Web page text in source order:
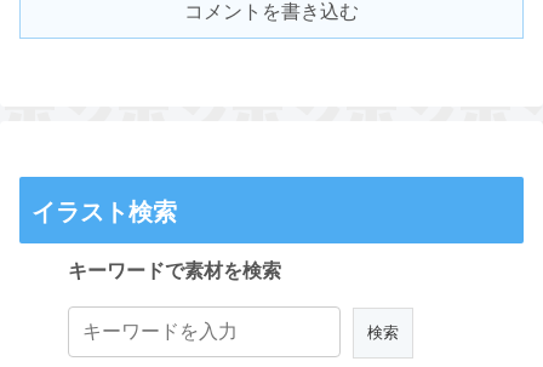
コメントを書き込む
イラスト検索
キーワードで素材を検索